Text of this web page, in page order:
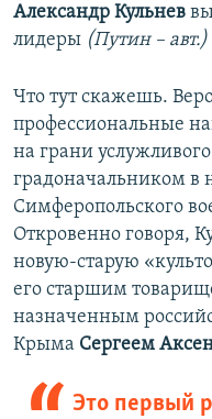
Александр Кульнев
лидеры (Путин – авт.)
Что тут скажешь.
профессиональные
на грани
градоначальником в
Симферопольского
Откровенно говоря,
новую-старую
его старшим
назначенным
Крыма Сергеем
Это первый